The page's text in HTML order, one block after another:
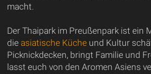
macht.
Der Thaipark im Preußenpark ist ein
die asiatische Kücheund Kultur
Picknickdecken, bringt Familie und
lasst euch von den Aromen Asiens